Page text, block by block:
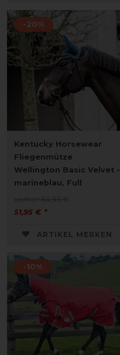
-20%
Kentucky Horsewear
Fliegenmütze
Wellington Basic Velvet -
marineblau, Full
51,95 € *
ARTIKEL MERKEN
-10%